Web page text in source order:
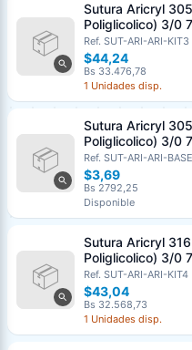
Sutura Aricryl
Poliglicolico) 3/0
Unds ARIZI Aguja
Punta Conica
Ref. SUT-ARI-ARI-KIT3
$44,24
Bs 33.476,78
1 Unidades disp.
Sutura Aricryl
Poliglicolico) 3/0
Aguja de 1/2
17mm
Ref. SUT-ARI-ARI-
$3,69
Bs 2792,25
Disponible
Sutura Aricryl
Poliglicolico) 3/0
Unds ARIZI Aguja
Punta Conica
Ref. SUT-ARI-ARI-KIT4
$43,04
Bs 32.568,73
1 Unidades disp.